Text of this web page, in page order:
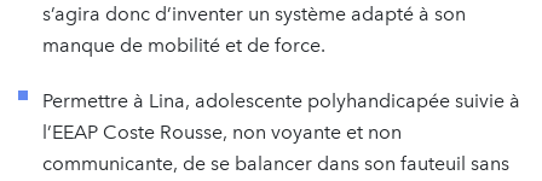
s’agira donc d’inventer un système adapté à son
manque de mobilité et de force.
Permettre à Lina, adolescente polyhandicapée suivie à
l’EEAP Coste Rousse, non voyante et non
communicante, de se balancer dans son fauteuil sans